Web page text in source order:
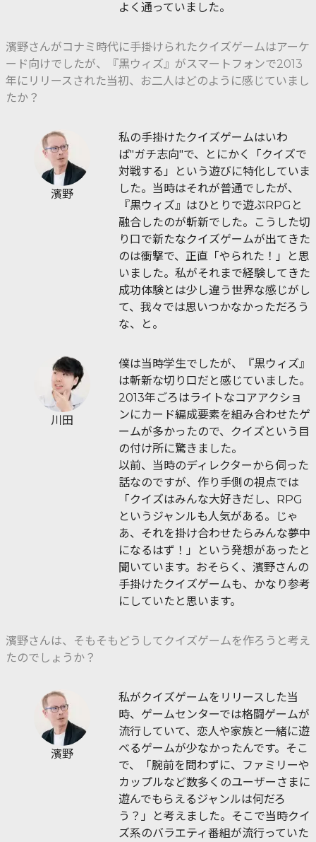
よく通っていました。
濱野さんがコナミ時代に手掛けられたクイズゲームはアーケ
ード向けでしたが、『黒ウィズ』がスマートフォンで2013
年にリリースされた当初、お二人はどのように感じていまし
たか？
濱野
私の手掛けたクイズゲームはいわ
ば"ガチ志向"で、とにかく「クイズで
対戦する」という遊びに特化していま
した。当時はそれが普通でしたが、
『黒ウィズ』はひとりで遊ぶRPGと
融合したのが斬新でした。こうした切
り口で新たなクイズゲームが出てきた
のは衝撃で、正直「やられた！」と思
いました。私がそれまで経験してきた
成功体験とは少し違う世界な感じがし
て、我々では思いつかなかっただろう
な、と。
川田
僕は当時学生でしたが、『黒ウィズ』
は斬新な切り口だと感じていました。
2013年ごろはライトなコアアクショ
ンにカード編成要素を組み合わせたゲ
ームが多かったので、クイズという目
の付け所に驚きました。
以前、当時のディレクターから伺った
話なのですが、作り手側の視点では
「クイズはみんな大好きだし、RPG
というジャンルも人気がある。じゃ
あ、それを掛け合わせたらみんな夢中
になるはず！」という発想があったと
聞いています。おそらく、濱野さんの
手掛けたクイズゲームも、かなり参考
にしていたと思います。
濱野さんは、そもそもどうしてクイズゲームを作ろうと考え
たのでしょうか？
濱野
私がクイズゲームをリリースした当
時、ゲームセンターでは格闘ゲームが
流行していて、恋人や家族と一緒に遊
べるゲームが少なかったんです。そこ
で、「腕前を問わずに、ファミリーや
カップルなど数多くのユーザーさまに
遊んでもらえるジャンルは何だろ
う？」と考えました。そこで当時クイ
ズ系のバラエティ番組が流行っていた